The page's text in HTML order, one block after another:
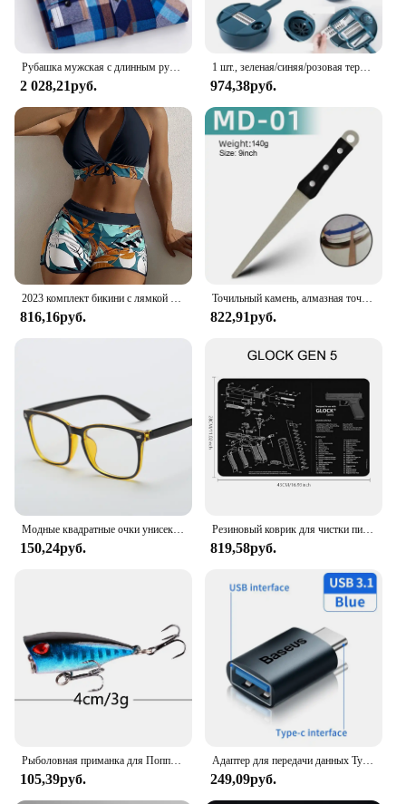
Рубашка мужская с длинным рукавом, модная повседневная мягкая блуза с шлифовкой, большие размеры 10XL 11XL, осень 160XL
2 028,21руб.
1 шт., зеленая/синяя/розовая терка для измельчения вручную, терка для салата, овощей, измельчитель моркови, картофеля для кухни, удобные инструменты для овощей
974,38руб.
2023 комплект бикини с лямкой на шее, короткий купальник, женский купальник с высокой талией, женские купальники с принтом, купальный костюм для плавания, пляжная одежда
816,16руб.
Точильный камень, алмазная точилка для ножей, точилка для ножей с изогнутой поверхностью для ножей, ножниц, точильный брусок, кухонный шлифовальный инструмент
822,91руб.
Модные квадратные очки унисекс, простые очки, полнокадровые очки для мужчин и женщин, радиационная защита, оптические очки
150,24руб.
Резиновый коврик для чистки пистолета, запчасти, Инструкция, коврик для мыши для AR15, AK47, Ремингтон 870, GLOCK, CZ-75 Punisher P220, P320, M92, 1911
819,58руб.
Рыболовная приманка для Поппера, 1 шт., 7 см, 12 г, жесткая искусственная приманка топвотер с 2 тройными крючками, для ловли карпа, Воблер для рыболовной наживки, кренкбейт
105,39руб.
Адаптер для передачи данных Type C - USB 3.1, черный
249,09руб.